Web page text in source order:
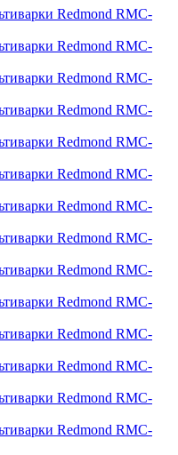
Redmond RMC-
Redmond RMC-
Redmond RMC-
Redmond RMC-
Redmond RMC-
Redmond RMC-
Redmond RMC-
Redmond RMC-
Redmond RMC-
Redmond RMC-
Redmond RMC-
Redmond RMC-
Redmond RMC-
Redmond RMC-